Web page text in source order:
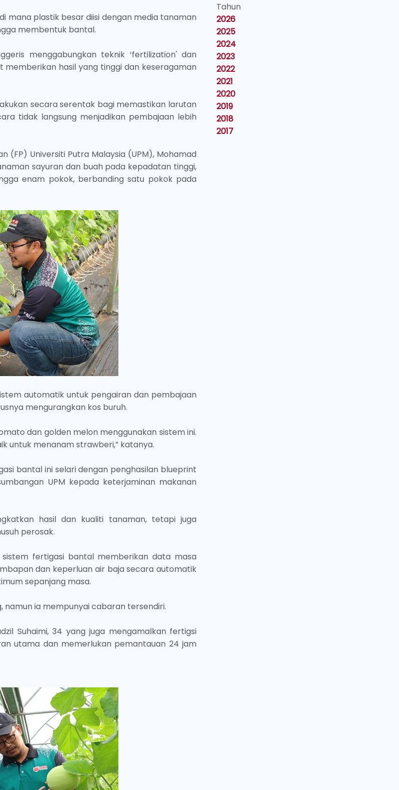
mana plastik besar diisi dengan media tanaman
membentuk bantal.
menggabungkan teknik ‘fertilization' dan
hasil yang tinggi dan keseragaman
secara serentak bagi memastikan larutan
tidak langsung menjadikan pembajaan lebih
(FP) Universiti Putra Malaysia (UPM), Mohamad
sayuran dan buah pada kepadatan tinggi,
enam pokok, berbanding satu pokok pada
automatik untuk pengairan dan pembajaan
mengurangkan kos buruh.
dan golden melon menggunakan sistem ini.
untuk menanam strawberi,” katanya.
bantal ini selari dengan penghasilan blueprint
UPM kepada keterjaminan makanan
hasil dan kualiti tanaman, tetapi juga
perosak.
fertigasi bantal memberikan data masa
dan keperluan air baja secara automatik
sepanjang masa.
namun ia mempunyai cabaran tersendiri.
Suhaimi, 34 yang juga mengamalkan fertigsi
utama dan memerlukan pemantauan 24 jam
Tahun
2026
2025
2024
2023
2022
2021
2020
2019
2018
2017